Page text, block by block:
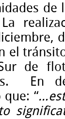
de
La
el
de
En
“